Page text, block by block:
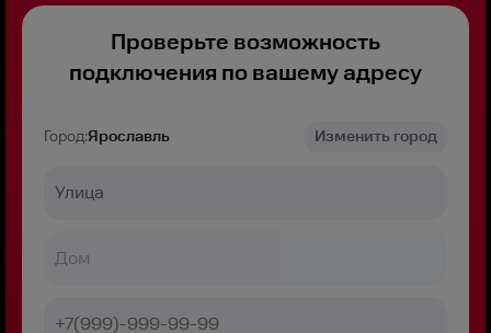
Проверьте возможность
подключения по вашему адресу
Город:Ярославль Изменить город